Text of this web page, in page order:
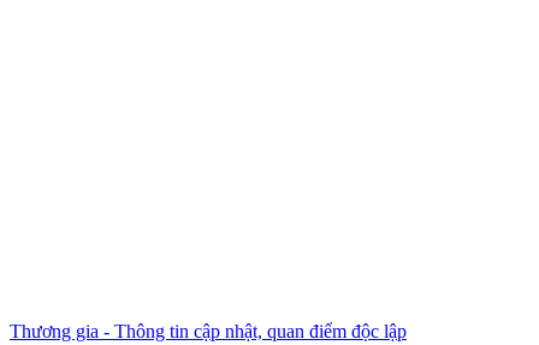
Thương gia - Thông tin cập nhật, quan điểm độc lập